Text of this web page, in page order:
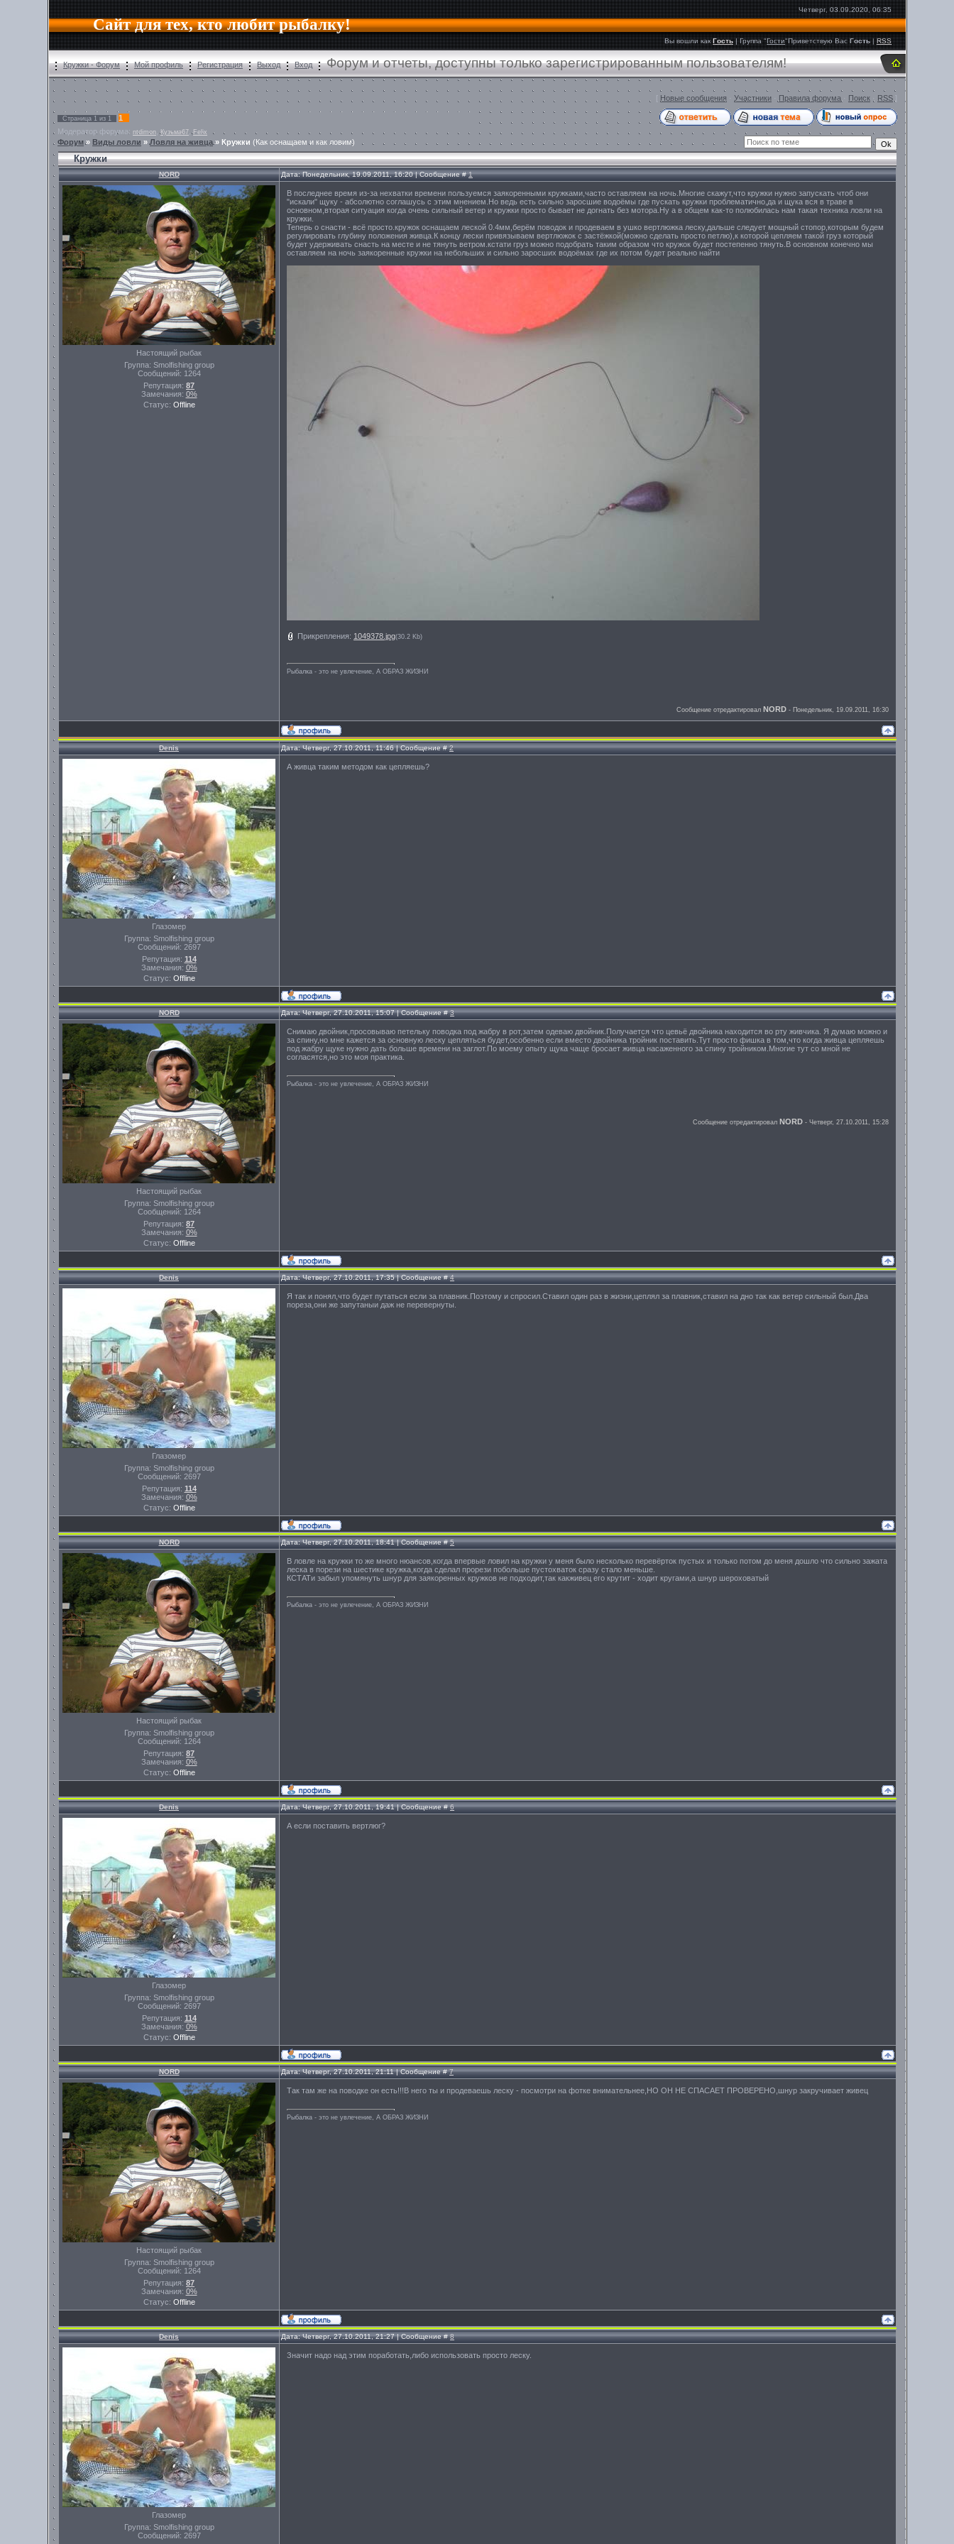
Сайт для тех, кто любит рыбалку!
Четверг, 03.09.2020, 06:35
Вы вошли как Гость|Группа"Гости"Приветствую Вас Гость |RSS
Кружки - Форум Мой профиль Регистрация Выход Вход Форум и отчеты, доступны только зарегистрированным пользователям!
[ Новые сообщения Участники Правила форума Поиск RSS ]
Страница 1 из 1
1
Модератор форума: ntdimon ,Кузьма67 , Felix
Форум» Виды ловли »Ловля на живца» Кружки (Как оснащаем и как ловим)
Кружки
NORD Дата: Понедельник, 19.09.2011, 16:20 | Сообщение #1
Настоящий рыбак
Группа: Smolfishing group
Сообщений: 1264
Репутация: 87
Замечания: 0%
Статус: Offline
В последнее время из-за нехватки времени пользуемся заякоренными кружками,часто оставляем на ночь.Многие скажут,что кружки нужно запускать чтоб они
"искали" щуку - абсолютно соглашусь с этим мнением.Но ведь есть сильно заросшие водоёмы где пускать кружки проблематично,да и щука вся в траве в
основном,вторая ситуация когда очень сильный ветер и кружки просто бывает не догнать без мотора.Ну а в общем как-то полюбилась нам такая техника ловли на
кружки.
Теперь о снасти - всё просто.кружок оснащаем леской 0.4мм,берём поводок и продеваем в ушко вертлюжка леску,дальше следует мощный стопор,которым будем
регулировать глубину положения живца.К концу лески привязываем вертлюжок с застёжкой(можно сделать просто петлю),к которой цепляем такой груз который
будет удерживать снасть на месте и не тянуть ветром.кстати груз можно подобрать таким образом что кружок будет постепенно тянуть.В основном конечно мы
оставляем на ночь заякоренные кружки на небольших и сильно заросших водоёмах где их потом будет реально найти
Прикрепления: 1049378.jpg(30.2 Kb)
Рыбалка - это не увлечение, А ОБРАЗ ЖИЗНИ
Сообщение отредактировал NORD - Понедельник, 19.09.2011, 16:30
Denis Дата: Четверг, 27.10.2011, 11:46 | Сообщение #2
Глазомер
Группа: Smolfishing group
Сообщений: 2697
Репутация: 114
Замечания: 0%
Статус: Offline
А живца таким методом как цепляешь?
NORD Дата: Четверг, 27.10.2011, 15:07 | Сообщение #3
Настоящий рыбак
Группа: Smolfishing group
Сообщений: 1264
Репутация: 87
Замечания: 0%
Статус: Offline
Снимаю двойник,просовываю петельку поводка под жабру в рот,затем одеваю двойник.Получается что цевьё двойника находится во рту живчика. Я думаю можно и
за спину,но мне кажется за основную леску цепляться будет,особенно если вместо двойника тройник поставить.Тут просто фишка в том,что когда живца цепляешь
под жабру щуке нужно дать больше времени на заглот.По моему опыту щука чаще бросает живца насаженного за спину тройником.Многие тут со мной не
согласятся,но это моя практика.
Рыбалка - это не увлечение, А ОБРАЗ ЖИЗНИ
Сообщение отредактировал NORD - Четверг, 27.10.2011, 15:28
Denis Дата: Четверг, 27.10.2011, 17:35 | Сообщение #4
Глазомер
Группа: Smolfishing group
Сообщений: 2697
Репутация: 114
Замечания: 0%
Статус: Offline
Я так и понял,что будет путаться если за плавник.Поэтому и спросил.Ставил один раз в жизни,цеплял за плавник,ставил на дно так как ветер сильный был.Два
пореза,они же запутаныи даж не перевернуты.
NORD Дата: Четверг, 27.10.2011, 18:41 | Сообщение #5
Настоящий рыбак
Группа: Smolfishing group
Сообщений: 1264
Репутация: 87
Замечания: 0%
Статус: Offline
В ловле на кружки то же много нюансов,когда впервые ловил на кружки у меня было несколько перевёрток пустых и только потом до меня дошло что сильно зажата
леска в порези на шестике кружка,когда сделал прорези побольше пустохваток сразу стало меньше.
КСТАТи забыл упомянуть шнур для заякоренных кружков не подходит,так какживец его крутит - ходит кругами,а шнур шероховатый
Рыбалка - это не увлечение, А ОБРАЗ ЖИЗНИ
Denis Дата: Четверг, 27.10.2011, 19:41 | Сообщение #6
Глазомер
Группа: Smolfishing group
Сообщений: 2697
Репутация: 114
Замечания: 0%
Статус: Offline
А если поставить вертлюг?
NORD Дата: Четверг, 27.10.2011, 21:11 | Сообщение #7
Настоящий рыбак
Группа: Smolfishing group
Сообщений: 1264
Репутация: 87
Замечания: 0%
Статус: Offline
Так там же на поводке он есть!!!В него ты и продеваешь леску - посмотри на фотке внимательнее,НО ОН НЕ СПАСАЕТ ПРОВЕРЕНО,шнур закручивает живец
Рыбалка - это не увлечение, А ОБРАЗ ЖИЗНИ
Denis Дата: Четверг, 27.10.2011, 21:27 | Сообщение #8
Глазомер
Группа: Smolfishing group
Сообщений: 2697
Значит надо над этим поработать,либо использовать просто леску.